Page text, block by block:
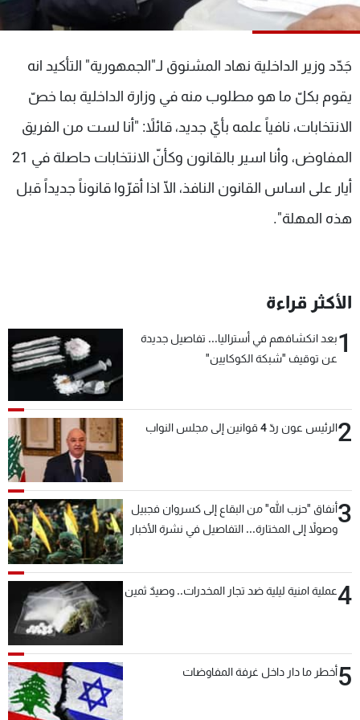
جَدّد وزير الداخلية نهاد المشنوق لـ"الجمهورية" التأكيد انه
يقوم بكلّ ما هو مطلوب منه في وزارة الداخلية بما خصّ
الانتخابات، نافياً علمه بأيّ جديد، قائلاً: "أنا لست من الفريق
المفاوض، وأنا اسير بالقانون وكأنّ الانتخابات حاصلة في 21
أيار على اساس القانون النافذ، الّا اذا أقرّوا قانوناً جديداً قبل
هذه المهلة".
الأكثر قراءة
1بعد انكشافهم في أستراليا... تفاصيل جديدة
عن توقيف "شبكة الكوكايين"
2الرئيس عون ردّ 4 قوانين إلى مجلس النواب
3أنفاق "حزب الله" من البقاع إلى كسروان فجبيل
وصولاً إلى المختارة... التفاصيل في نشرة الأخبار
4عملية امنية ليلية ضد تجار المخدرات.. وصيدٌ ثمين
5أخطر ما دار داخل غرفة المفاوضات
شاهد البرامج
عن MTV
الإنـتـاج
لاعلاناتكم
وظائف
تواصل معنا
شروط الإسـتخدام